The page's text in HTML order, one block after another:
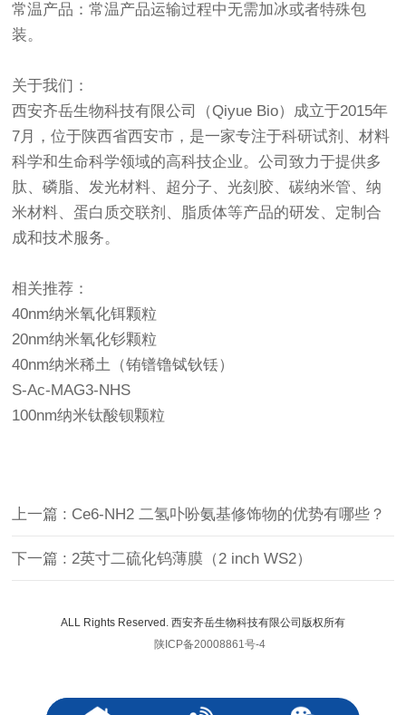
常温产品：常温产品运输过程中无需加冰或者特殊包
装。
关于我们：
西安齐岳生物科技有限公司（Qiyue Bio）成立于2015年
7月，位于陕西省西安市，是一家专注于科研试剂、材料
科学和生命科学领域的高科技企业。公司致力于提供多
肽、磷脂、发光材料、超分子、光刻胶、碳纳米管、纳
米材料、蛋白质交联剂、脂质体等产品的研发、定制合
成和技术服务。
相关推荐：
40nm纳米氧化铒颗粒
20nm纳米氧化钐颗粒
40nm纳米稀土（铕镨镥铽钬铥）
S-Ac-MAG3-NHS
100nm纳米钛酸钡颗粒
上一篇 : Ce6-NH2 二氢卟吩氨基修饰物的优势有哪些？
下一篇 : 2英寸二硫化钨薄膜（2 inch WS2）
ALL Rights Reserved. 西安齐岳生物科技有限公司版权所有
陕ICP备20008861号-4